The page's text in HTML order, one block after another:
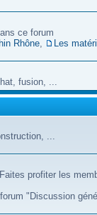
ce forum
Rhône
Les
fusion, ...
...
profiter les
"Discussion